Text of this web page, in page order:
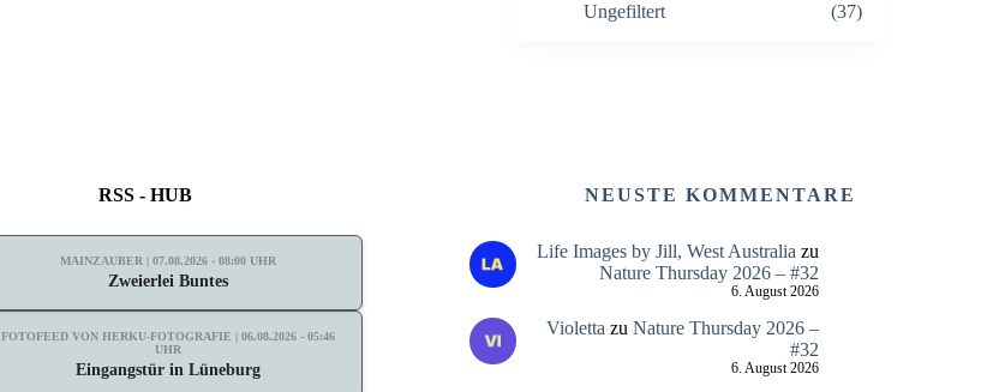
Ungefiltert (37)
RSS - HUB
MAINZAUBER | 07.08.2026 - 08:00 UHR
Zweierlei Buntes
FOTOFEED VON HERKU-FOTOGRAFIE | 06.08.2026 - 05:46
UHR
Eingangstür in Lüneburg
NEUSTE KOMMENTARE
Life Images by Jill, West Australia zu
Nature Thursday 2026 – #32
6. August 2026
Violetta zu Nature Thursday 2026 –
#32
6. August 2026